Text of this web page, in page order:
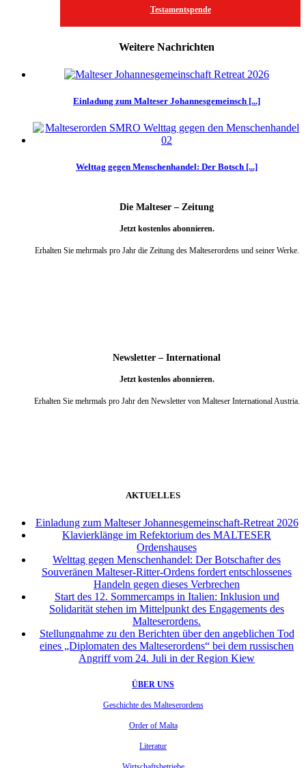
Testamentspende
Weitere Nachrichten
Einladung zum Malteser Johannesgemeinsch [...]
Welttag gegen Menschenhandel: Der Botsch [...]
Die Malteser – Zeitung
Jetzt kostenlos abonnieren.
Erhalten Sie mehrmals pro Jahr die Zeitung des Malteserordens und seiner Werke.
Newsletter – International
Jetzt kostenlos abonnieren.
Erhalten Sie mehrmals pro Jahr den Newsletter von Malteser International Austria.
AKTUELLES
Einladung zum Malteser Johannesgemeinschaft-Retreat 2026
Klavierklänge im Refektorium des MALTESER
Ordenshauses
Welttag gegen Menschenhandel: Der Botschafter des
Souveränen Malteser-Ritter-Ordens fordert entschlossenes
Handeln gegen dieses Verbrechen
Start des 12. Sommercamps in Italien: Inklusion und
Solidarität stehen im Mittelpunkt des Engagements des
Malteserordens.
Stellungnahme zu den Berichten über den angeblichen Tod
eines „Diplomaten des Malteserordens“ bei dem russischen
Angriff vom 24. Juli in der Region Kiew
ÜBER UNS
Geschichte des Malteserordens
Order of Malta
Literatur